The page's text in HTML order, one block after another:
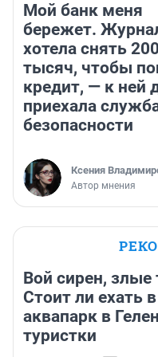
Мой банк меня
бережет.
хотела снять 200
тысяч, чтобы
кредит, — к ней
приехала
безопасности
Ксения
Автор мнения
Вой сирен, злые
Стоит ли ехать
аквапарк в
туристки